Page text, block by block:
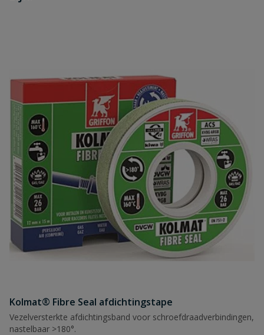
Kolmat® Fibre Seal afdichtingstape
Vezelversterkte afdichtingsband voor schroefdraadverbindingen,
nastelbaar >180°.